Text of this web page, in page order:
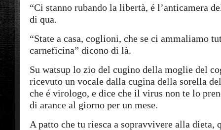
“Ci stanno rubando la libertà, é l’anticamera
di qua.
“State a casa, coglioni, che se ci ammaliamo
carneficina” dicono di là.
Su watsup lo zio del cugino della moglie del
ricevuto un vocale dalla cugina della sorella
che é virologo, e dice che il virus non te lo
di arance al giorno per un mese.
A patto che tu riesca a sopravvivere alla dieta,